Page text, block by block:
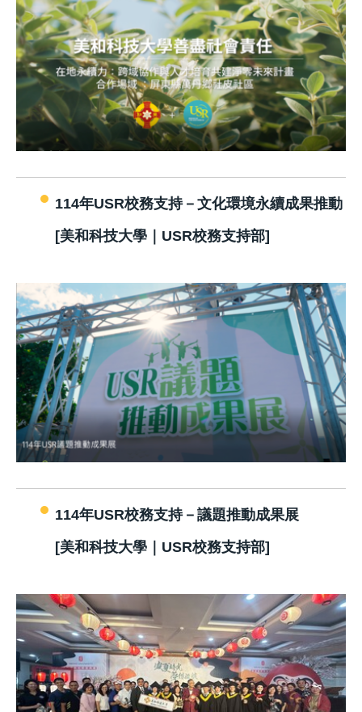
114年USR校務支持－文化環境永續成果推動
[美和科技大學｜USR校務支持部]
114年USR校務支持－議題推動成果展
[美和科技大學｜USR校務支持部]